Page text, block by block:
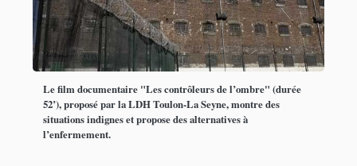
Le film documentaire "Les contrôleurs de l’ombre" (durée
52’), proposé par la LDH Toulon-La Seyne, montre des
situations indignes et propose des alternatives à
l’enfermement.